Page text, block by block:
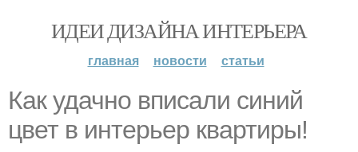
ИДЕИ ДИЗАЙНА ИНТЕРЬЕРА
главная новости статьи
Как удачно вписали синий
цвет в интерьер квартиры!